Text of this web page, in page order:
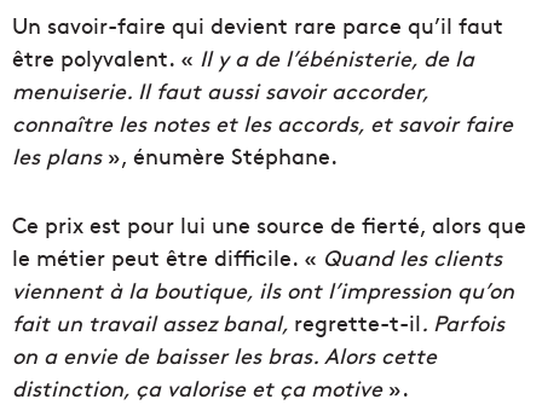
Un savoir-faire qui devient rare parce qu’il faut
être polyvalent. « Il y a de l’ébénisterie, de la
menuiserie. Il faut aussi savoir accorder,
connaître les notes et les accords, et savoir faire
les plans», énumère Stéphane.
Ce prix est pour lui une source de fierté, alors que
le métier peut être difficile. « Quand les clients
viennent à la boutique, ils ont l’impression qu’on
fait un travail assez banal, regrette-t-il. Parfois
on a envie de baisser les bras. Alors cette
distinction, ça valorise et ça motive».